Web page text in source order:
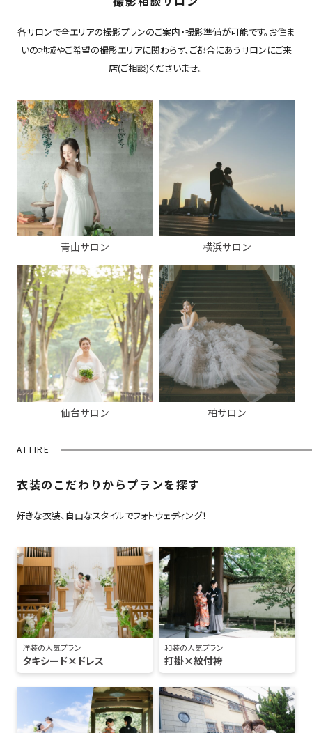
各サロンで全エリアの撮影プランのご案内・撮影準備が可能です。お住ま
いの地域やご希望の撮影エリアに関わらず、ご都合にあうサロンにご来
店(ご相談)くださいませ。
青山サロン 横浜サロン
仙台サロン 柏サロン
ATTIRE
衣装のこだわりからプランを探す
好きな衣装、自由なスタイルでフォトウェディング！
洋装の人気プラン
タキシード×ドレス
和装の人気プラン
打掛×紋付袴